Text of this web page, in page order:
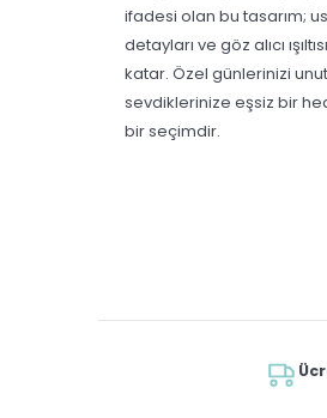
ifadesi olan bu tasarım;
detayları ve göz alıcı
katar. Özel günlerinizi
sevdiklerinize eşsiz bir
bir seçimdir.